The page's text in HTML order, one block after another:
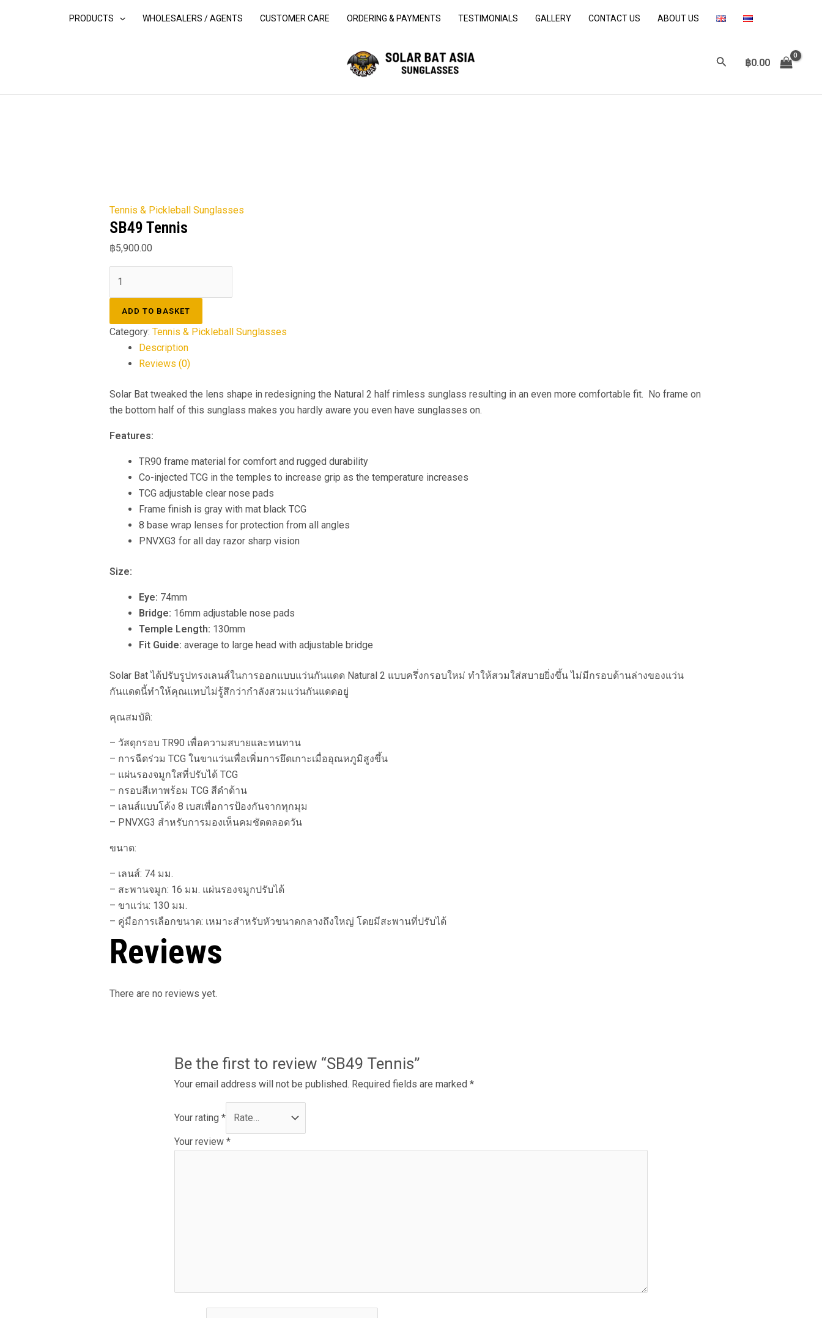
PRODUCTS WHOLESALERS / AGENTS CUSTOMER CARE ORDERING & PAYMENTS TESTIMONIALS GALLERY CONTACT US ABOUT US
Search
฿0.00
Tennis & Pickleball Sunglasses
SB49 Tennis
฿5,900.00
Tennis
ADD TO BASKET
Category: Tennis & Pickleball Sunglasses
Description
Reviews (0)
Solar Bat tweaked the lens shape in redesigning the Natural 2 half rimless sunglass resulting in an even more comfortable fit. No frame on
the bottom half of this sunglass makes you hardly aware you even have sunglasses on.
Features:
TR90 frame material for comfort and rugged durability
Co-injected TCG in the temples to increase grip as the temperature increases
TCG adjustable clear nose pads
Frame finish is gray with mat black TCG
8 base wrap lenses for protection from all angles
PNVXG3 for all day razor sharp vision
Size:
Eye: 74mm
Bridge: 16mm adjustable nose pads
Temple Length: 130mm
Fit Guide: average to large head with adjustable bridge
Solar Bat ได้ปรับรูปทรงเลนส์ในการออกแบบแว่นกันแดด Natural 2 แบบครึ่งกรอบใหม่ ทำให้สวมใส่สบายยิ่งขึ้น ไม่มีกรอบด้านล่างของแว่น
กันแดดนี้ทำให้คุณแทบไม่รู้สึกว่ากำลังสวมแว่นกันแดดอยู่
คุณสมบัติ:
– วัสดุกรอบ TR90 เพื่อความสบายและทนทาน
– การฉีดร่วม TCG ในขาแว่นเพื่อเพิ่มการยึดเกาะเมื่ออุณหภูมิสูงขึ้น
– แผ่นรองจมูกใสที่ปรับได้ TCG
– กรอบสีเทาพร้อม TCG สีดำด้าน
– เลนส์แบบโค้ง 8 เบสเพื่อการป้องกันจากทุกมุม
– PNVXG3 สำหรับการมองเห็นคมชัดตลอดวัน
ขนาด:
– เลนส์: 74 มม.
– สะพานจมูก: 16 มม. แผ่นรองจมูกปรับได้
– ขาแว่น: 130 มม.
– คู่มือการเลือกขนาด: เหมาะสำหรับหัวขนาดกลางถึงใหญ่ โดยมีสะพานที่ปรับได้
Reviews
There are no reviews yet.
Be the first to review “SB49 Tennis”
Your email address will not be published. Required fields are marked*
Your rating*
Your review*